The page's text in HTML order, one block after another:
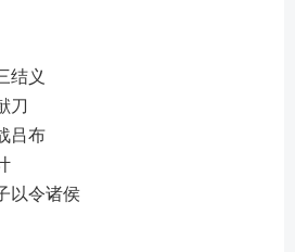
结义
刀
吕布
以令诸侯
东